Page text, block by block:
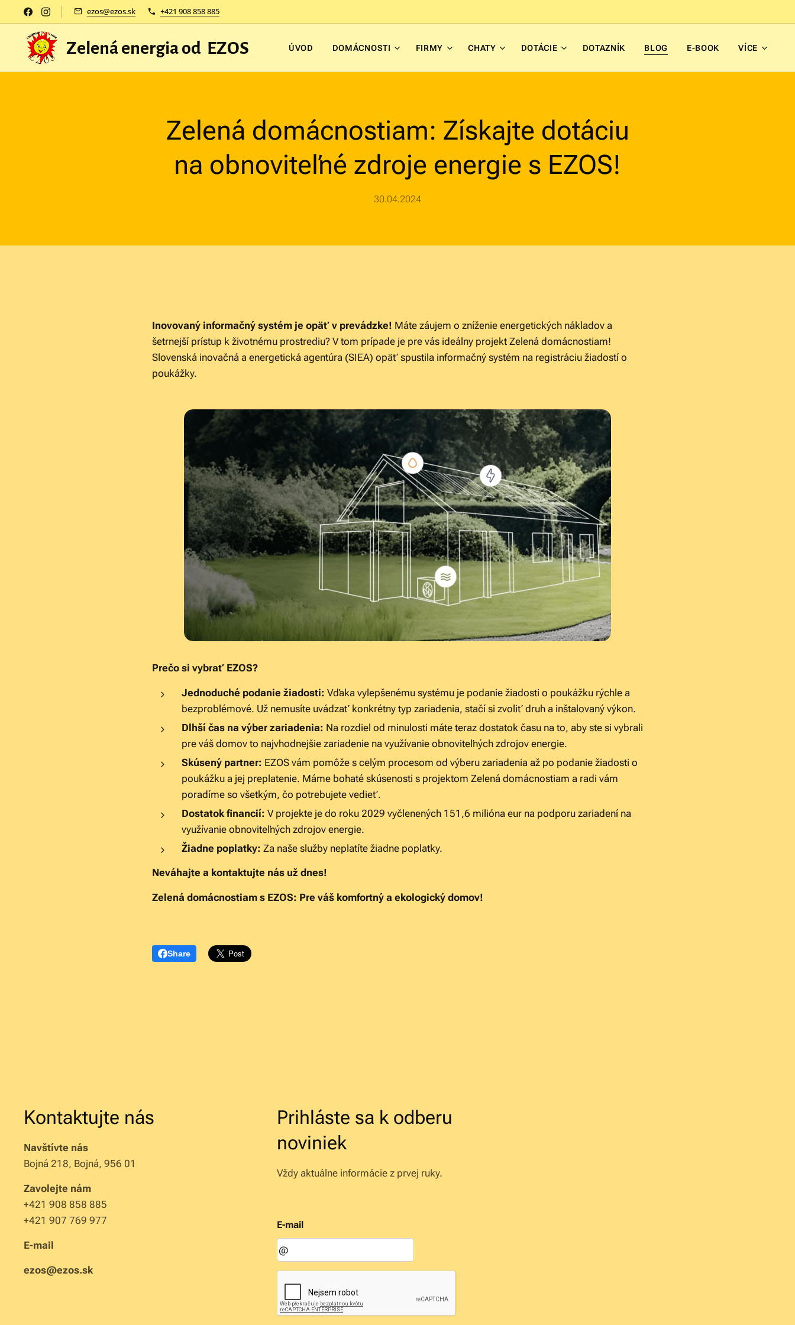
ezos@ezos.sk +421 908 858 885
Zelená energia od EZOS ÚVOD DOMÁCNOSTI FIRMY CHATY DOTÁCIE DOTAZNÍK BLOG E-BOOK VÍCE
Zelená domácnostiam: Získajte dotáciu
na obnoviteľné zdroje energie s EZOS!
30.04.2024
Inovovaný informačný systém je opäť v prevádzke! Máte záujem o zníženie energetických nákladov a
šetrnejší prístup k životnému prostrediu? V tom prípade je pre vás ideálny projekt Zelená domácnostiam!
Slovenská inovačná a energetická agentúra (SIEA) opäť spustila informačný systém na registráciu žiadostí o
poukážky.
Prečo si vybrať EZOS?
Jednoduché podanie žiadosti: Vďaka vylepšenému systému je podanie žiadosti o poukážku rýchle a
bezproblémové. Už nemusíte uvádzať konkrétny typ zariadenia, stačí si zvoliť druh a inštalovaný výkon.
Dlhší čas na výber zariadenia: Na rozdiel od minulosti máte teraz dostatok času na to, aby ste si vybrali
pre váš domov to najvhodnejšie zariadenie na využívanie obnoviteľných zdrojov energie.
Skúsený partner: EZOS vám pomôže s celým procesom od výberu zariadenia až po podanie žiadosti o
poukážku a jej preplatenie. Máme bohaté skúsenosti s projektom Zelená domácnostiam a radi vám
poradíme so všetkým, čo potrebujete vedieť.
Dostatok financií: V projekte je do roku 2029 vyčlenených 151,6 milióna eur na podporu zariadení na
využívanie obnoviteľných zdrojov energie.
Žiadne poplatky: Za naše služby neplatíte žiadne poplatky.
Neváhajte a kontaktujte nás už dnes!
Zelená domácnostiam s EZOS: Pre váš komfortný a ekologický domov!
Share
Kontaktujte nás
Navštívte nás
Bojná 218, Bojná, 956 01
Zavolejte nám
+421 908 858 885
+421 907 769 977
E-mail
ezos@ezos.sk
Prihláste sa k odberu
noviniek
Vždy aktuálne informácie z prvej ruky.
E-mail